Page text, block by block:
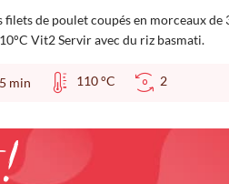
filets de poulet coupés en morceaux
Vit2 Servir avec du riz basmati.
min 110 °C 2